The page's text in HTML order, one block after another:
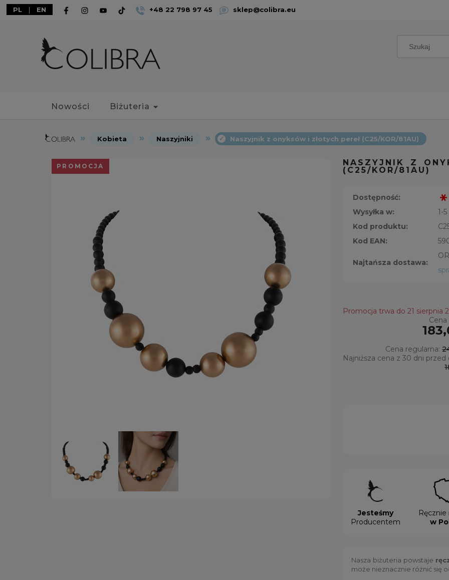
PL | EN +48 22 798 97 45 sklep@colibra.eu
Nowości Biżuteria
Kobieta Naszyjniki Naszyjnik z onyksów i złotych pereł (C25/KOR/81AU)
PROMOCJA NASZYJNIK Z
(C25/KOR/81AU)
Dostępność:
Wysyłka w:
1-
Kod produktu:
Kod EAN:
Najtańsza dostawa:
Promocja trwa do 21 sierpnia
Cena regularna:
Najniższa cena z 30 dni przed
Jesteśmy
Producentem
w
Nasza biżuteria powstaje
może nieznacznie różnić się